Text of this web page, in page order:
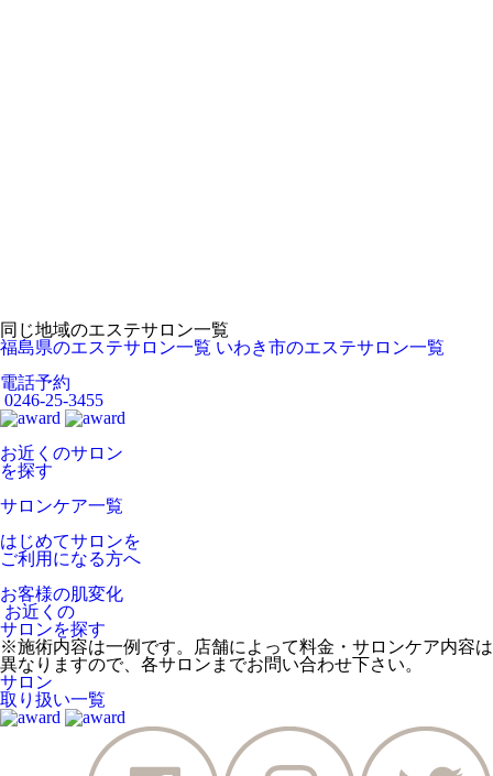
同じ地域のエステサロン一覧
福島県のエステサロン一覧 いわき市のエステサロン一覧
電話予約
0246-25-3455
お近くのサロン
を探す
サロンケア一覧
はじめてサロンを
ご利用になる方へ
お客様の肌変化
お近くの
サロンを探す
※施術内容は一例です。店舗によって料金・サロンケア内容は
異なりますので、各サロンまでお問い合わせ下さい。
サロン
取り扱い一覧